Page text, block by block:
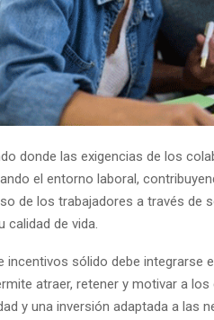
donde las exigencias de los
el entorno laboral,
de los trabajadores a través de
calidad de vida.
incentivos sólido debe
atraer, retener y motivar a
y una inversión adaptada a las